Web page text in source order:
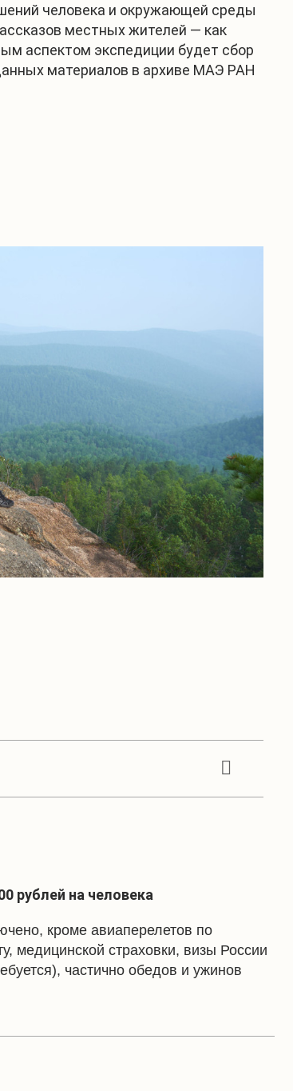
человека и окружающей среды
местных жителей — как
аспектом экспедиции будет сбор
материалов в архиве МАЭ РАН
и тибетского буддизма,
культуру современных
и верно интерпретировать
рублей на человека
кроме авиаперелетов по
медицинской страховки, визы России
частично обедов и ужинов